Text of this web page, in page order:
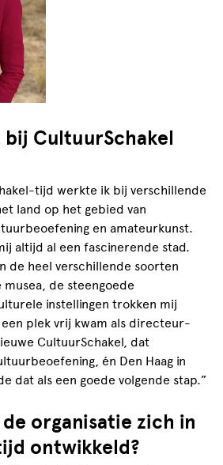
bij CultuurSchakel
tijd werkte ik bij verschillende
land op het gebied van
en amateurkunst.
altijd al een fascinerende stad.
de heel verschillende soorten
de steengoede
instellingen trokken mij
plek vrij kwam als directeur-
CultuurSchakel, dat
én Den Haag in
dat als een goede volgende stap.”
organisatie zich in
ontwikkeld?